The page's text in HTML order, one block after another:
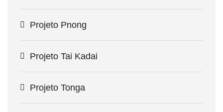
Projeto Pnong
Projeto Tai Kadai
Projeto Tonga